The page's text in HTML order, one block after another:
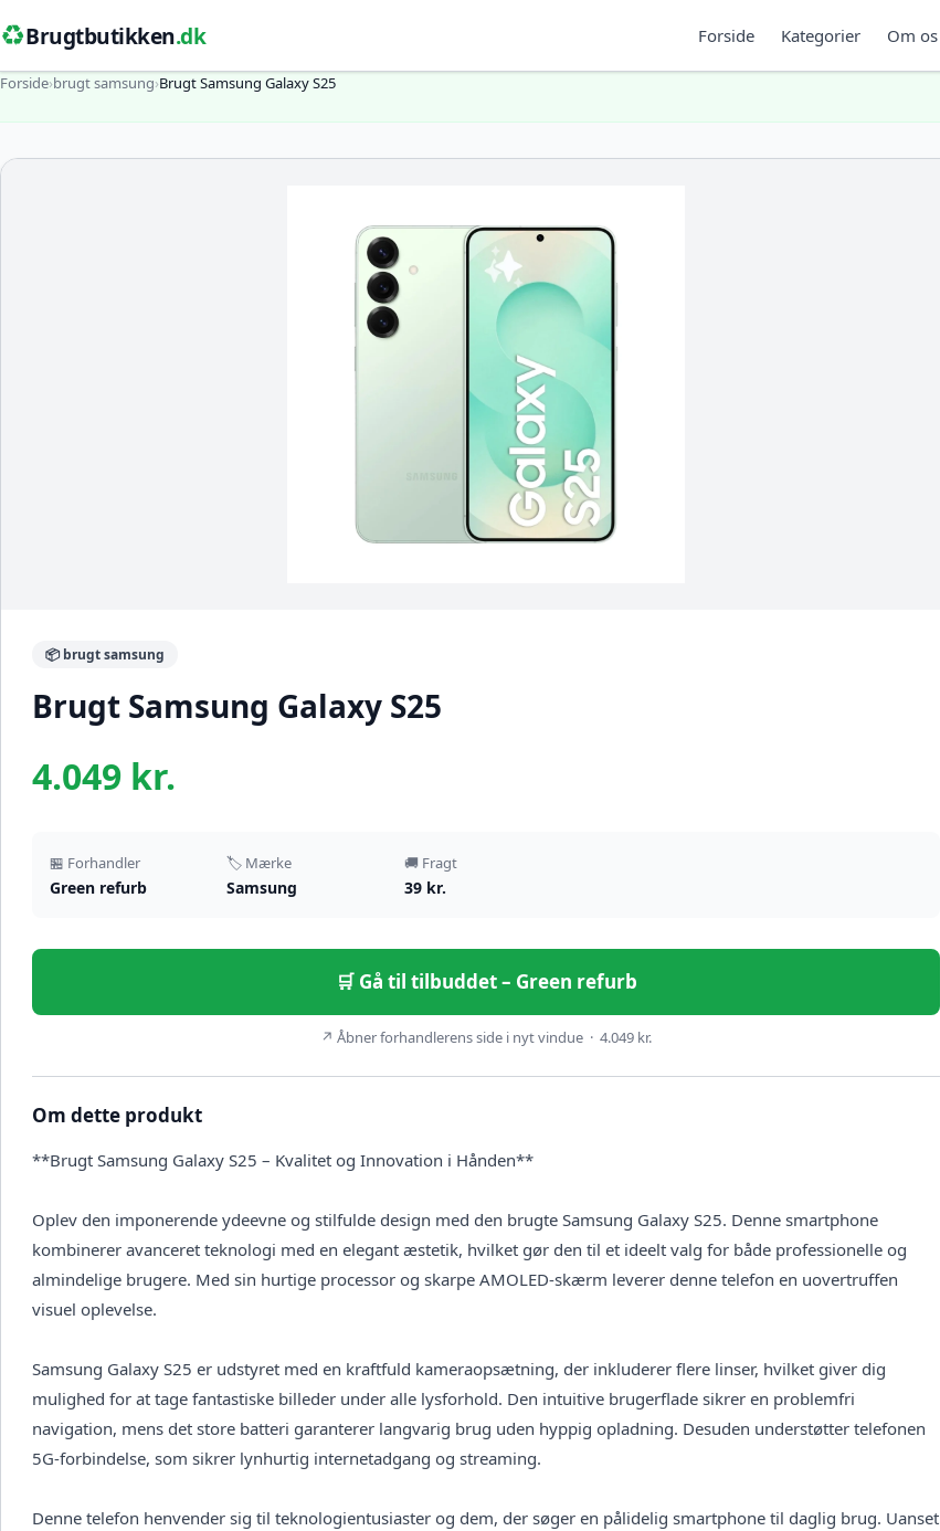
♻️Brugtbutikken.dk Forside Kategorier Om os
Forside›brugt samsung›Brugt Samsung Galaxy S25
📦 brugt samsung
Brugt Samsung Galaxy S25
4.049 kr.
🏪 Forhandler
Green refurb
🏷️ Mærke
Samsung
🚚 Fragt
39 kr.
🛒 Gå til tilbuddet – Green refurb
↗ Åbner forhandlerens side i nyt vindue · 4.049 kr.
Om dette produkt
**Brugt Samsung Galaxy S25 – Kvalitet og Innovation i Hånden**
Oplev den imponerende ydeevne og stilfulde design med den brugte Samsung Galaxy S25. Denne smartphone
kombinerer avanceret teknologi med en elegant æstetik, hvilket gør den til et ideelt valg for både professionelle og
almindelige brugere. Med sin hurtige processor og skarpe AMOLED-skærm leverer denne telefon en uovertruffen
visuel oplevelse.
Samsung Galaxy S25 er udstyret med en kraftfuld kameraopsætning, der inkluderer flere linser, hvilket giver dig
mulighed for at tage fantastiske billeder under alle lysforhold. Den intuitive brugerflade sikrer en problemfri
navigation, mens det store batteri garanterer langvarig brug uden hyppig opladning. Desuden understøtter telefonen
5G-forbindelse, som sikrer lynhurtig internetadgang og streaming.
Denne telefon henvender sig til teknologientusiaster og dem, der søger en pålidelig smartphone til daglig brug. Uanset